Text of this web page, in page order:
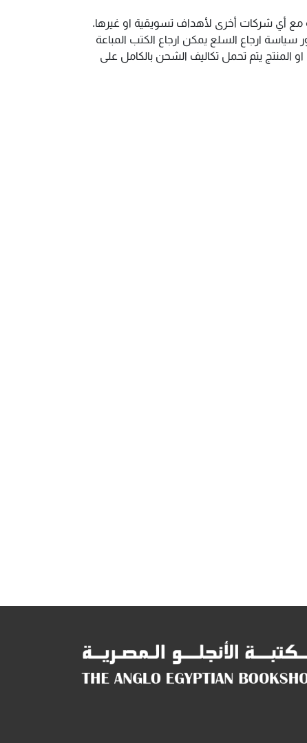
مع أي شركات أخرى لأهداف تسويقية او غيرها.
ارجاع السلع يمكن ارجاع الكتب المباعة
يتم تحمل تكاليف الشحن بالكامل على